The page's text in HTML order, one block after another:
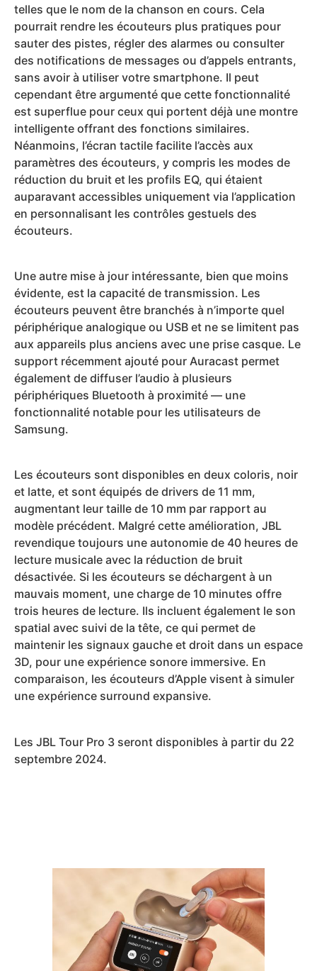
telles que le nom de la chanson en cours. Cela
pourrait rendre les écouteurs plus pratiques pour
sauter des pistes, régler des alarmes ou consulter
des notifications de messages ou d’appels entrants,
sans avoir à utiliser votre smartphone. Il peut
cependant être argumenté que cette fonctionnalité
est superflue pour ceux qui portent déjà une montre
intelligente offrant des fonctions similaires.
Néanmoins, l’écran tactile facilite l’accès aux
paramètres des écouteurs, y compris les modes de
réduction du bruit et les profils EQ, qui étaient
auparavant accessibles uniquement via l’application
en personnalisant les contrôles gestuels des
écouteurs.
Une autre mise à jour intéressante, bien que moins
évidente, est la capacité de transmission. Les
écouteurs peuvent être branchés à n’importe quel
périphérique analogique ou USB et ne se limitent pas
aux appareils plus anciens avec une prise casque. Le
support récemment ajouté pour Auracast permet
également de diffuser l’audio à plusieurs
périphériques Bluetooth à proximité — une
fonctionnalité notable pour les utilisateurs de
Samsung.
Les écouteurs sont disponibles en deux coloris, noir
et latte, et sont équipés de drivers de 11 mm,
augmentant leur taille de 10 mm par rapport au
modèle précédent. Malgré cette amélioration, JBL
revendique toujours une autonomie de 40 heures de
lecture musicale avec la réduction de bruit
désactivée. Si les écouteurs se déchargent à un
mauvais moment, une charge de 10 minutes offre
trois heures de lecture. Ils incluent également le son
spatial avec suivi de la tête, ce qui permet de
maintenir les signaux gauche et droit dans un espace
3D, pour une expérience sonore immersive. En
comparaison, les écouteurs d’Apple visent à simuler
une expérience surround expansive.
Les JBL Tour Pro 3 seront disponibles à partir du 22
septembre 2024.